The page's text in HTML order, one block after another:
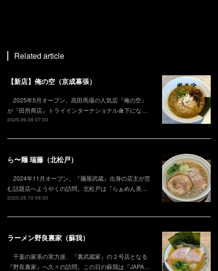
Related article
【新店】俺の空（京成幕張）
2025年5月オープン。高田馬場の人気店『俺の空』
が『田所商店』トライインターナショナル傘下にな…
2025.06.08 07:00
ら〜麺 瑞藤（北松戸）
2024年11月オープン。『麺屋武蔵』出身の店主が営
む話題店へようやくの訪問。北松戸は『らぁめん美…
2025.05.10 09:30
ラーメン野良裏家（蘇我）
千葉の家系の実力派、『裏武蔵家』の２号店となる
『野良裏家』へ久々の訪問。この日の蘇我は『JAPA…